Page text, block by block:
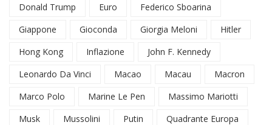
Donald Trump
Euro
Federico Sboarina
Giappone
Gioconda Giorgia Meloni
Hitler
Hong Kong
Inflazione
John F. Kennedy
Leonardo Da Vinci
Macao Macau
Macron
Marco Polo
Marine Le Pen
Massimo Mariotti
Musk
Mussolini Putin
Quadrante Europa